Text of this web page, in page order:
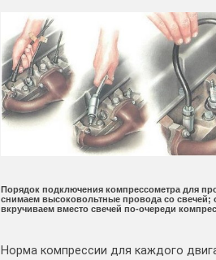
Порядок подключения компрессометра для
снимаем высоковольтные провода со свечей;
вкручиваем вместо свечей по-очереди
Норма компрессии для каждого